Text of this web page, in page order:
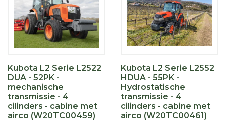
Kubota L2 Serie L2522
DUA - 52PK -
mechanische
transmissie - 4
cilinders - cabine met
airco (W20TC00459)
Kubota L2 Serie L2552
HDUA - 55PK -
Hydrostatische
transmissie - 4
cilinders - cabine met
airco (W20TC00461)